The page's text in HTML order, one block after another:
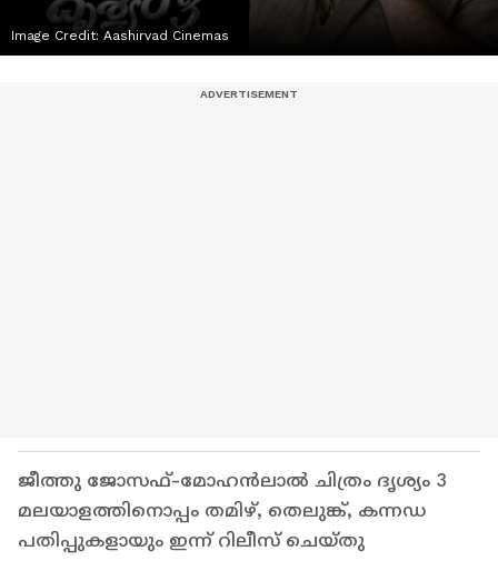
Image Credit: Aashirvad Cinemas
ജീത്തു ജോസഫ്-മോഹന്‍ലാല്‍ ചിത്രം ദൃശ്യം 3
മലയാളത്തിനൊപ്പം തമിഴ്, തെലുങ്ക്, കന്നഡ
പതിപ്പുകളായും ഇന്ന് റിലീസ് ചെയ്തു